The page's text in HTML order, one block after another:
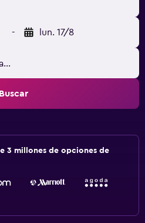
- lun. 17/8
Buscar
3 millones de opciones de